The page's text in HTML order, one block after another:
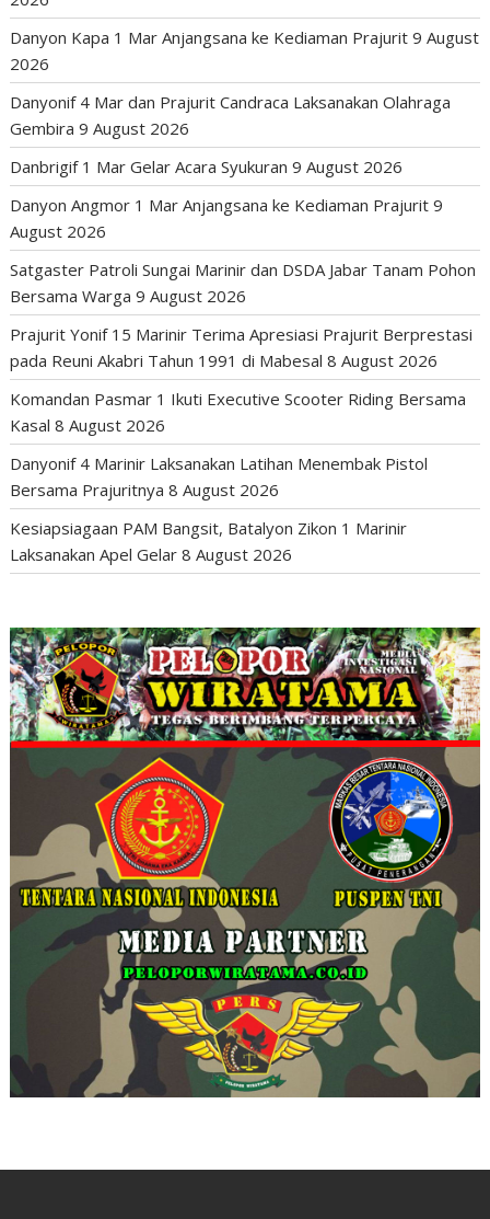
Danyon Kapa 1 Mar Anjangsana ke Kediaman Prajurit 9 August
2026
Danyonif 4 Mar dan Prajurit Candraca Laksanakan Olahraga
Gembira 9 August 2026
Danbrigif 1 Mar Gelar Acara Syukuran 9 August 2026
Danyon Angmor 1 Mar Anjangsana ke Kediaman Prajurit 9
August 2026
Satgaster Patroli Sungai Marinir dan DSDA Jabar Tanam Pohon
Bersama Warga 9 August 2026
Prajurit Yonif 15 Marinir Terima Apresiasi Prajurit Berprestasi
pada Reuni Akabri Tahun 1991 di Mabesal 8 August 2026
Komandan Pasmar 1 Ikuti Executive Scooter Riding Bersama
Kasal 8 August 2026
Danyonif 4 Marinir Laksanakan Latihan Menembak Pistol
Bersama Prajuritnya 8 August 2026
Kesiapsiagaan PAM Bangsit, Batalyon Zikon 1 Marinir
Laksanakan Apel Gelar 8 August 2026